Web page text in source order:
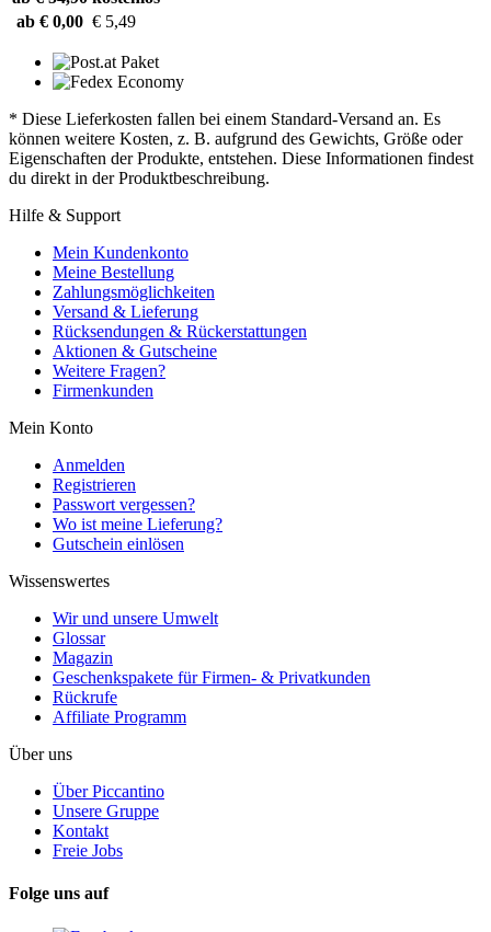
ab € 0,00 € 5,49
* Diese Lieferkosten fallen bei einem Standard-Versand an. Es
können weitere Kosten, z. B. aufgrund des Gewichts, Größe oder
Eigenschaften der Produkte, entstehen. Diese Informationen findest
du direkt in der Produktbeschreibung.
Hilfe & Support
Mein Kundenkonto
Meine Bestellung
Zahlungsmöglichkeiten
Versand & Lieferung
Rücksendungen & Rückerstattungen
Aktionen & Gutscheine
Weitere Fragen?
Firmenkunden
Mein Konto
Anmelden
Registrieren
Passwort vergessen?
Wo ist meine Lieferung?
Gutschein einlösen
Wissenswertes
Wir und unsere Umwelt
Glossar
Magazin
Geschenkspakete für Firmen- & Privatkunden
Rückrufe
Affiliate Programm
Über uns
Über Piccantino
Unsere Gruppe
Kontakt
Freie Jobs
Folge uns auf